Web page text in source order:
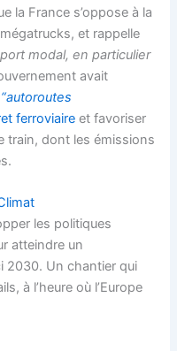
la France s’oppose à la
et rappelle
modal, en particulier
avait
“autoroutes
ferroviaire et favoriser
train, dont les émissions
les politiques
atteindre un
2030. Un chantier qui
à l’heure où l’Europe